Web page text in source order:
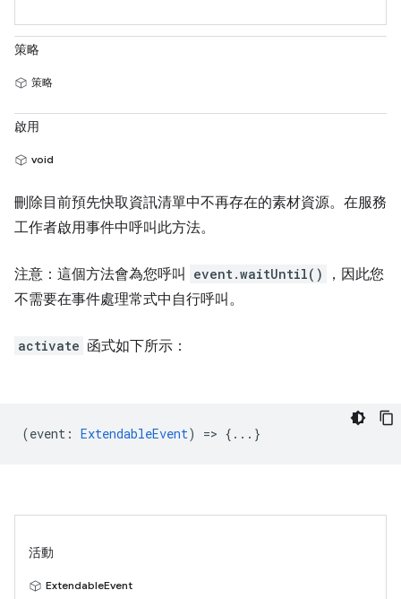
策略
策略
啟用
void
刪除目前預先快取資訊清單中不再存在的素材資源。在服務
工作者啟用事件中呼叫此方法。
注意：這個方法會為您呼叫 event.waitUntil()
，因此您
不需要在事件處理常式中自行呼叫。
activate 函式如下所示：
(event : ExtendableEvent) => {...}
活動
ExtendableEvent